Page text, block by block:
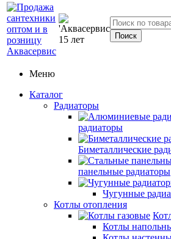
Меню
Каталог
Радиаторы
радиаторы
Биметаллические
панельные радиаторы
Чугунные
Котлы отопления
Котлы